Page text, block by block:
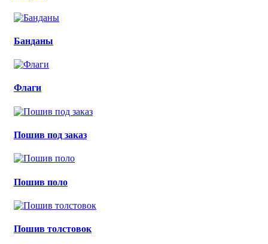
Банданы
Флаги
Пошив под заказ
Пошив поло
Пошив толстовок